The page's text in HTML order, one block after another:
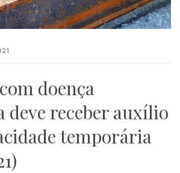
doença
deve receber auxílio
temporária